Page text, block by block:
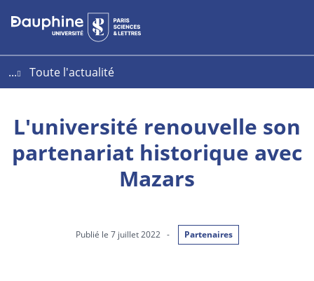
Aller
au
Aller
au
Plan
du
...
Toute l'actualité
L'université renouvelle son
partenariat historique avec
Mazars
Publié le 7 juillet 2022 - Partenaires